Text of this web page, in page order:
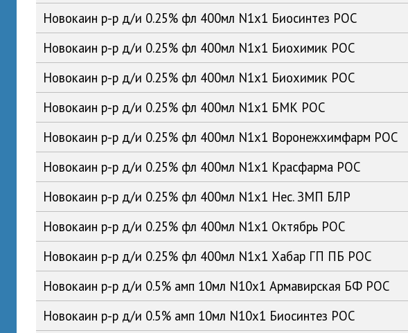
Новокаин р-р д/и 0.25% фл 400мл N1x1 Биосинтез РОС
Новокаин р-р д/и 0.25% фл 400мл N1x1 Биохимик РОС
Новокаин р-р д/и 0.25% фл 400мл N1x1 Биохимик РОС
Новокаин р-р д/и 0.25% фл 400мл N1x1 БМК РОС
Новокаин р-р д/и 0.25% фл 400мл N1x1 Воронежхимфарм РОС
Новокаин р-р д/и 0.25% фл 400мл N1x1 Красфарма РОС
Новокаин р-р д/и 0.25% фл 400мл N1x1 Нес. ЗМП БЛР
Новокаин р-р д/и 0.25% фл 400мл N1x1 Октябрь РОС
Новокаин р-р д/и 0.25% фл 400мл N1x1 Хабар ГП ПБ РОС
Новокаин р-р д/и 0.5% амп 10мл N10x1 Армавирская БФ РОС
Новокаин р-р д/и 0.5% амп 10мл N10x1 Биосинтез РОС